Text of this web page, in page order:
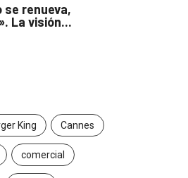
se renueva,
La visión...
King Cannes
comercial